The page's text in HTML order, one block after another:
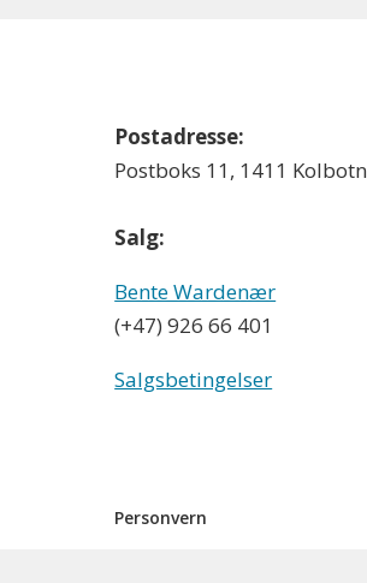
Postadresse:
Postboks 11, 1411 Kolbotn
Salg:
Bente Wardenær
(+47) 926 66 401
Salgsbetingelser
Personvern